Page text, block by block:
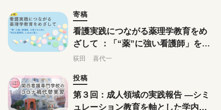
寄稿
看護実践につながる薬理学教育をめ
ざして ：「“薬”に強い看護師」を育
てるために『NiCE薬理学』に込めた
荻田 喜代一
投稿
第３回：成人領域の実践報告 ―シミ
ュレーション教育を軸とした学内実